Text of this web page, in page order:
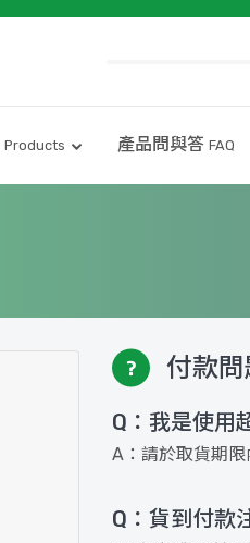
Products 產品問與答 FAQ
付款問
Q：我是使用
A：請於取貨期
Q：貨到付款